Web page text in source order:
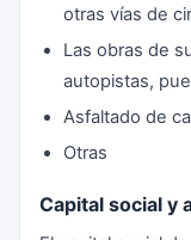
otras vías de
Las obras de
autopistas,
Asfaltado de
Otras
Capital social y